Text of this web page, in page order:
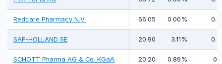
Redcare Pharmacy N.V. 66.05 0.00%
SAF-HOLLAND SE 20.90 3.11%
SCHOTT Pharma AG & Co. KGaA 20.20 0.89%